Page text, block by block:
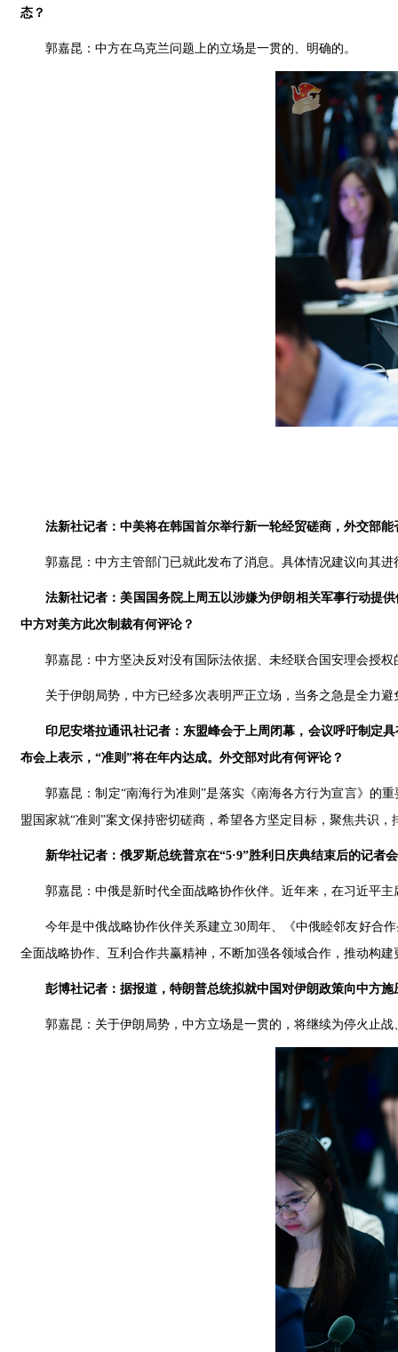
态？
郭嘉昆：中方在乌克兰问题上的立场是一贯的、明确的。
法新社记者：中美将在韩国首尔举行新一轮经贸磋商，外交部
郭嘉昆：中方主管部门已就此发布了消息。具体情况建议向其进
法新社记者：美国国务院上周五以涉嫌为伊朗相关军事行动提
中方对美方此次制裁有何评论？
郭嘉昆：中方坚决反对没有国际法依据、未经联合国安理会授
关于伊朗局势，中方已经多次表明严正立场，当务之急是全力
印尼安塔拉通讯社记者：东盟峰会于上周闭幕，会议呼吁制定
布会上表示，“准则”将在年内达成。外交部对此有何评论？
郭嘉昆：制定“南海行为准则”是落实《南海各方行为宣言》的
盟国家就“准则”案文保持密切磋商，希望各方坚定目标，聚焦共识，
新华社记者：俄罗斯总统普京在“5·9”胜利日庆典结束后的记
郭嘉昆：中俄是新时代全面战略协作伙伴。近年来，在习近平
今年是中俄战略协作伙伴关系建立30周年、《中俄睦邻友好合
全面战略协作、互利合作共赢精神，不断加强各领域合作，推动构
彭博社记者：据报道，特朗普总统拟就中国对伊朗政策向中方
郭嘉昆：关于伊朗局势，中方立场是一贯的，将继续为停火止